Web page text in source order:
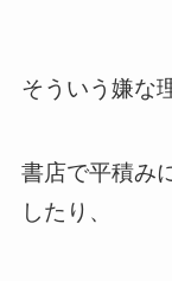
そういう嫌な
書店で平積み
したり、